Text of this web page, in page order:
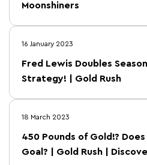
Moonshiners
16 January 2023
Fred Lewis Doubles
Strategy! | Gold Rush
18 March 2023
450 Pounds of Gold!? Does
Goal? | Gold Rush |